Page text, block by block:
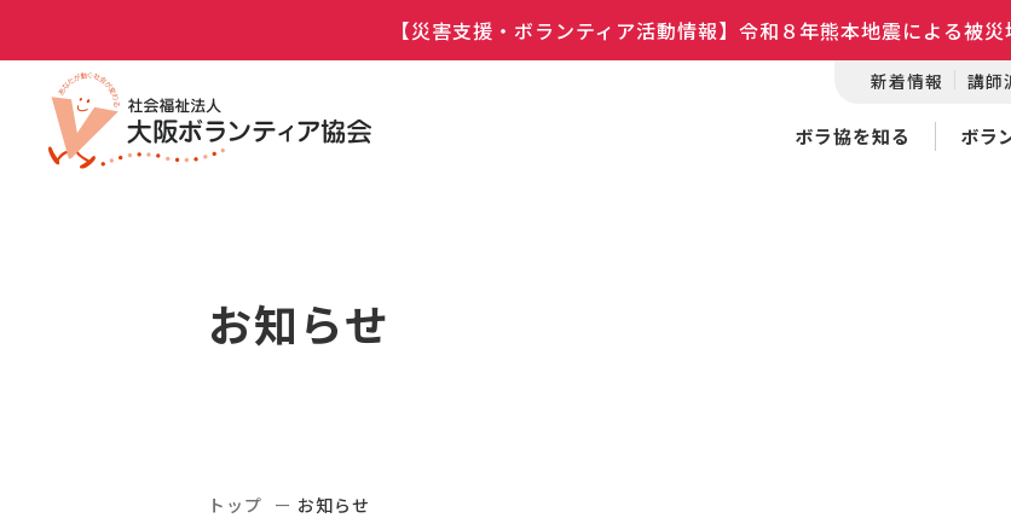
【災害支援・ボランティア活動情報】令和８年熊本地震による被
新着情報 講師
ボラ協を知る ボラ
お知らせ
トップ お知らせ